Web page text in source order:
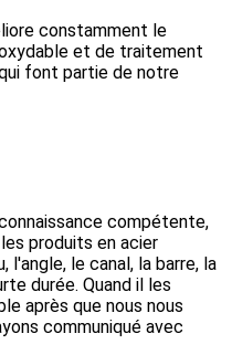
constamment le
et de traitement
font partie de notre
compétente,
produits en acier
le canal, la barre, la
durée. Quand il les
après que nous nous
communiqué avec